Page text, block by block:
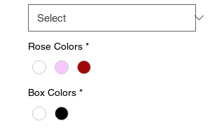
Rose Colors *
Box Colors *